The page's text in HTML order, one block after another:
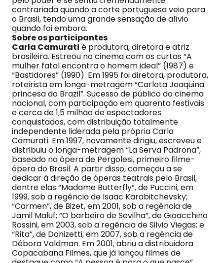
contrariada quando a corte portuguesa veio para
o Brasil, tendo uma grande sensação de alívio
quando foi embora.
Sobre os participantes
Carla Camurati é produtora, diretora e atriz
brasileira. Estreou no cinema com os curtas “A
mulher fatal encontra o homem ideal” (1987) e
“Bastidores” (1990). Em 1995 foi diretora, produtora,
roteirista em longa-metragem “Carlota Joaquina:
princesa do Brazil”. Sucesso de público do cinema
nacional, com participação em quarenta festivais
e cerca de 1,5 milhão de espectadores
conquistados, com distribuição totalmente
independente liderada pela própria Carla
Camurati. Em 1997, novamente dirigiu, escreveu e
distribuiu o longa-metragem “La Serva Padrona”,
baseado na ópera de Pergolesi, primeiro filme-
ópera do Brasil. A partir disso, começou a se
dedicar à direção de óperas teatrais pelo Brasil,
dentre elas “Madame Butterfly”, de Puccini, em
1999, sob a regência de Isaac Karabitchevsky;
“Carmen”, de Bizet, em 2001, sob a regência de
Jamil Maluf; “O barbeiro de Sevilha”, de Gioacchino
Rossini, em 2003, sob a regência de Silvio Viegas; e
“Rita”, de Donizetti, em 2007, sob a regência de
Débora Valdman. Em 2001, abriu a distribuidora
Copacabana Filmes, que já lançou filmes de